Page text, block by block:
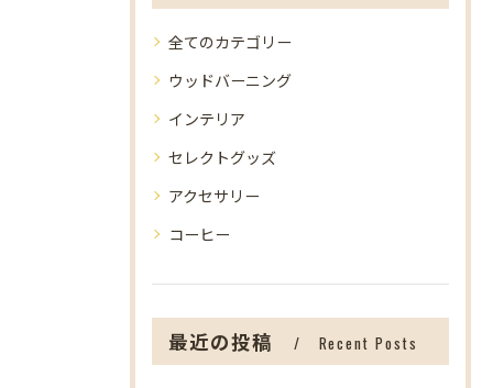
全てのカテゴリー
ウッドバーニング
インテリア
セレクトグッズ
アクセサリー
コーヒー
最近の投稿 Recent Posts